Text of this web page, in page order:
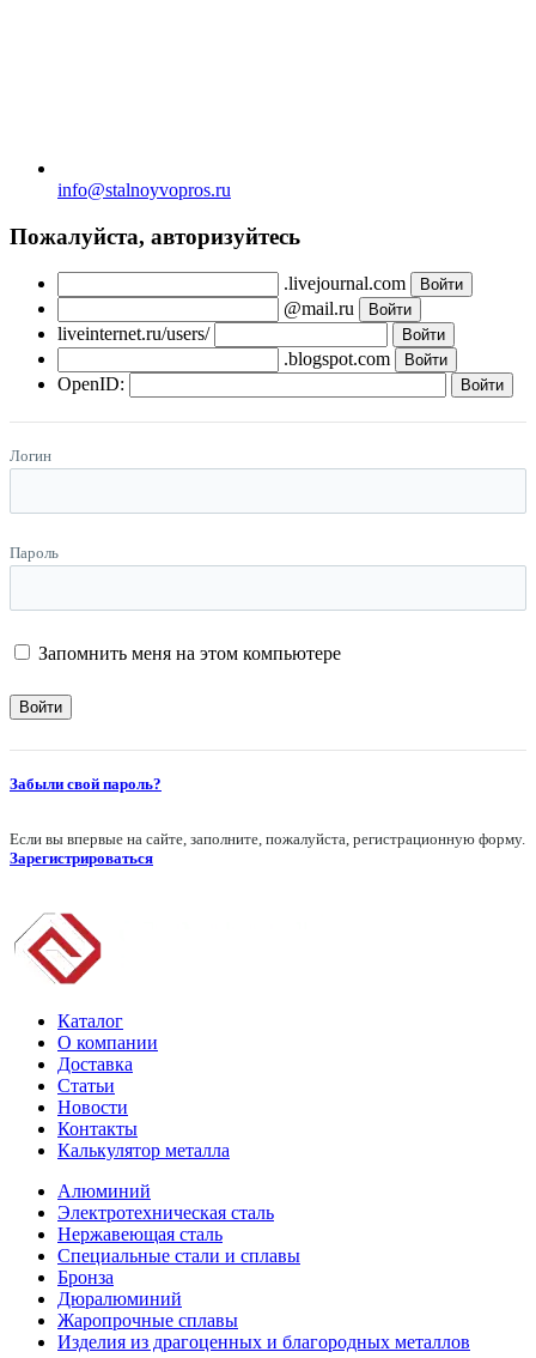
info@stalnoyvopros.ru
Пожалуйста, авторизуйтесь
.livejournal.com
@mail.ru
liveinternet.ru/users/
.blogspot.com
OpenID:
Логин
Пароль
Запомнить меня на этом компьютере
Забыли свой пароль?
Если вы впервые на сайте, заполните, пожалуйста, регистрационную форму.
Зарегистрироваться
Каталог
О компании
Доставка
Статьи
Новости
Контакты
Калькулятор металла
Алюминий
Электротехническая сталь
Нержавеющая сталь
Специальные стали и сплавы
Бронза
Дюралюминий
Жаропрочные сплавы
Изделия из драгоценных и благородных металлов